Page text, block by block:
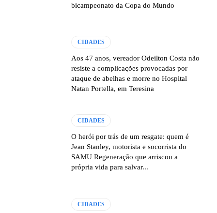
bicampeonato da Copa do Mundo
CIDADES
Aos 47 anos, vereador Odeilton Costa não
resiste a complicações provocadas por
ataque de abelhas e morre no Hospital
Natan Portella, em Teresina
CIDADES
O herói por trás de um resgate: quem é
Jean Stanley, motorista e socorrista do
SAMU Regeneração que arriscou a
própria vida para salvar...
CIDADES